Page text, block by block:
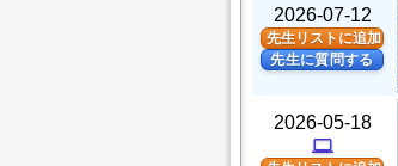
2026-07-12
先生リストに追加
先生に質問する
2026-05-18
computer